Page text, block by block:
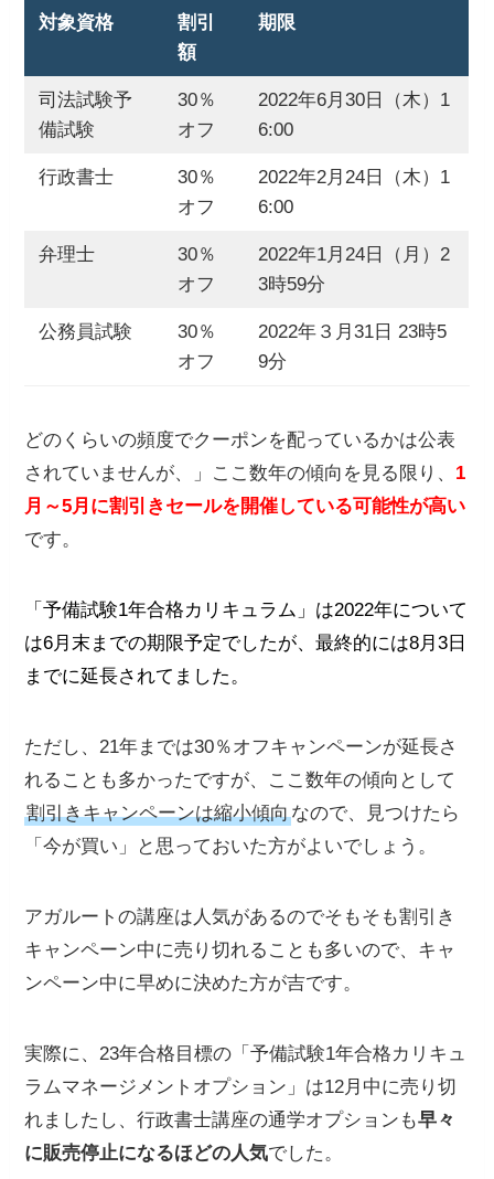
対象資格
割引
額
期限
司法試験予
備試験
30％
オフ
2022年6月30日（木）1
6:00
行政書士
30％
オフ
2022年2月24日（木）1
6:00
弁理士
30％
オフ
2022年1月24日（月）2
3時59分
公務員試験
30％
オフ
2022年３月31日 23時5
9分
どのくらいの頻度でクーポンを配っているかは公表
されていませんが、」ここ数年の傾向を見る限り、 1
月～5月 に割引きセールを開催している可能性が高い
です。
「予備試験1年合格カリキュラム」は2022年について
は6月末までの期限予定でしたが、最終的には8月3日
までに延長されてました。
ただし、21年までは30％オフキャンペーンが延長さ
れることも多かったですが、ここ数年の傾向として
割引きキャンペーンは縮小傾向なので、見つけたら
「今が買い」と思っておいた方がよいでしょう。
アガルートの講座は人気があるのでそもそも割引き
キャンペーン中に売り切れることも多いので、キャ
ンペーン中に早めに決めた方が吉です。
実際に、23年合格目標の「予備試験1年合格カリキュ
ラムマネージメントオプション」は12月中に売り切
れましたし、行政書士講座の通学オプションも早々
に販売停止になるほどの人気でした。